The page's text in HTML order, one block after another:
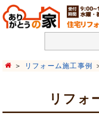
リフォーム施工事例
リフォ